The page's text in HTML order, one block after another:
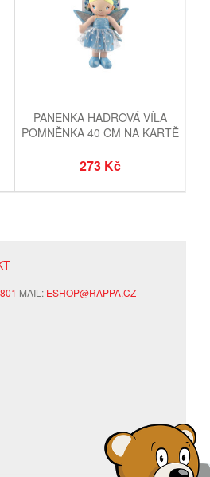
PANENKA HADROVÁ VÍLA
POMNĚNKA 40 CM NA KARTĚ
273 Kč
MAIL: ESHOP@RAPPA.CZ